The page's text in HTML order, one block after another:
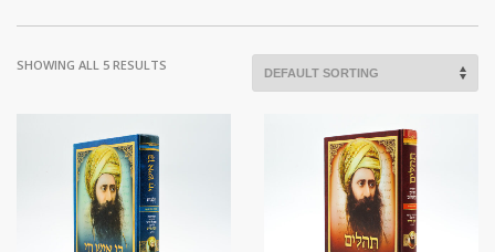
SHOWING ALL 5 RESULTS